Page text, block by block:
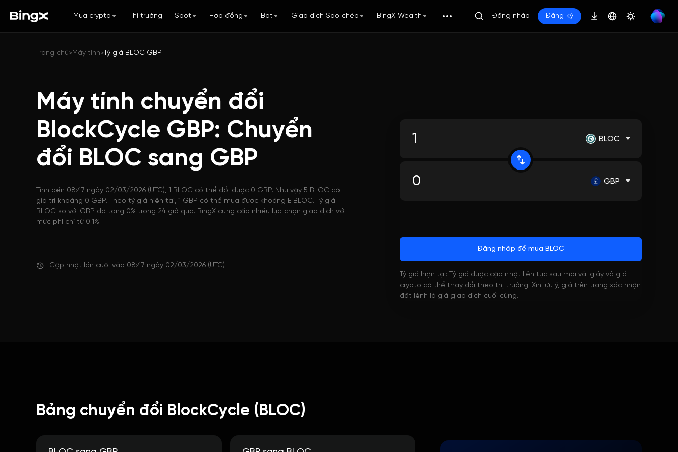
Mua crypto Thị trường Spot Hợp đồng Bot Giao dịch Sao chép BingX Wealth Đăng nhập Đăng ký
Trang chủ>Máy tính> Tỷ giá BLOC GBP
Máy tính chuyển đổi
BlockCycle GBP: Chuyển
đổi BLOC sang GBP
Tính đến 08:47 ngày 02/03/2026 (UTC), 1 BLOC có thể đổi được 0 GBP. Như vậy 5 BLOC có
giá trị khoảng 0 GBP. Theo tỷ giá hiện tại, 1 GBP có thể mua được khoảng E BLOC. Tỷ giá
BLOC so với GBP đã tăng 0% trong 24 giờ qua. BingX cung cấp nhiều lựa chọn giao dịch với
mức phí chỉ từ 0.1%.
Cập nhật lần cuối vào 08:47 ngày 02/03/2026 (UTC)
BLOC
GBP
Đăng nhập để mua BLOC
Tỷ giá hiện tại: Tỷ giá được cập nhật liên tục sau mỗi vài giây và giá
crypto có thể thay đổi theo thị trường. Xin lưu ý, giá trên trang xác nhận
đặt lệnh là giá giao dịch cuối cùng.
Bảng chuyển đổi BlockCycle (BLOC)